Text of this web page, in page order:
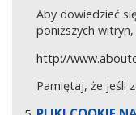
Aby dowiedzieć
poniższych
http://
Pamiętaj, że jeśli